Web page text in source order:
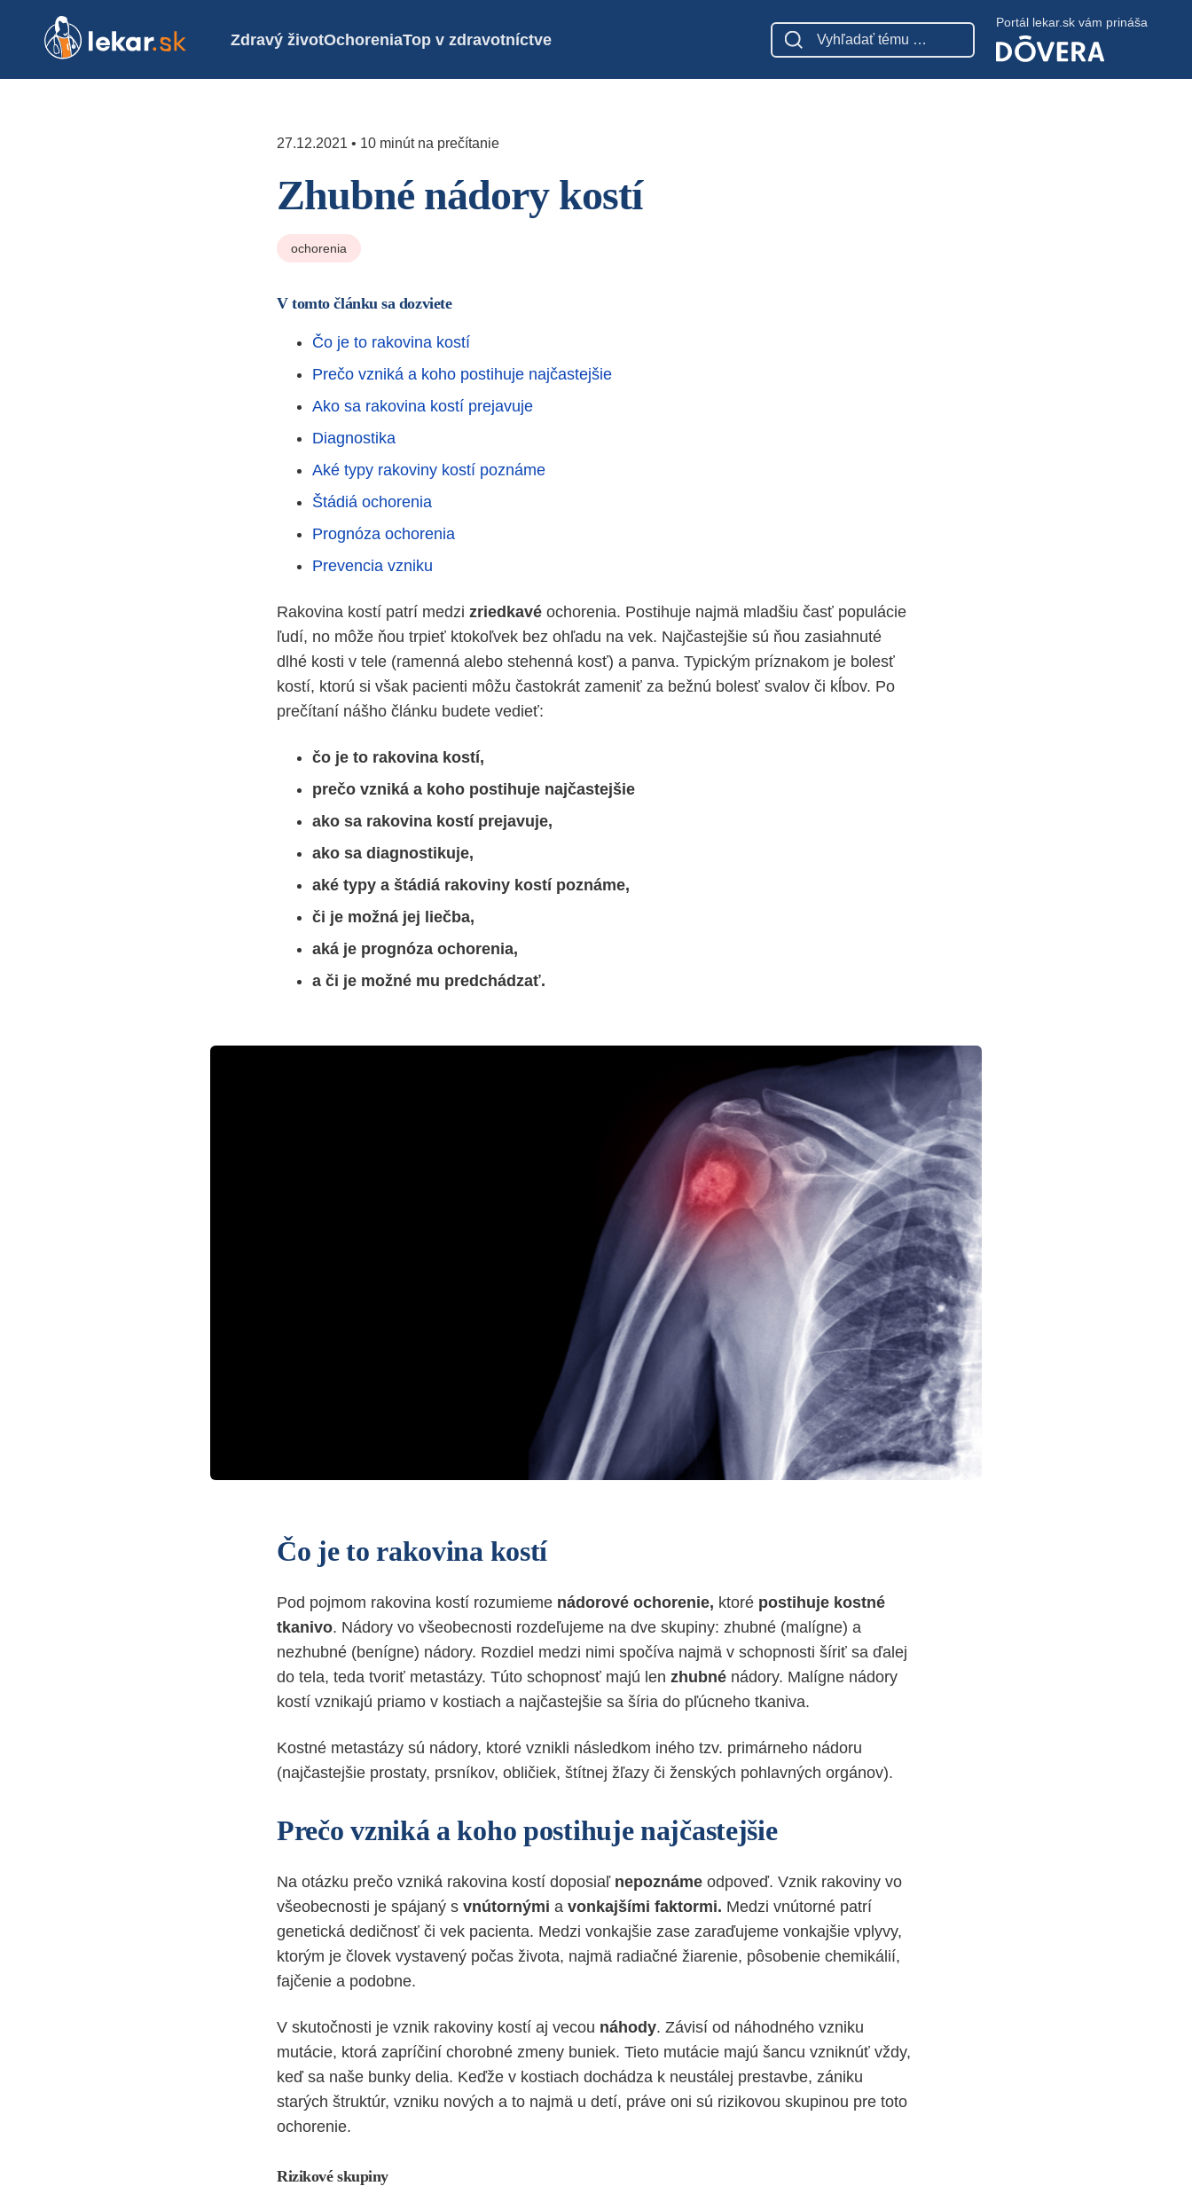
Zdravý životOchoreniaTop v zdravotníctve
Portál lekar.sk vám prináša
27.12.2021 • 10 minút na prečítanie
Zhubné nádory kostí
ochorenia
V tomto článku sa dozviete
Čo je to rakovina kostí
Prečo vzniká a koho postihuje najčastejšie
Ako sa rakovina kostí prejavuje
Diagnostika
Aké typy rakoviny kostí poznáme
Štádiá ochorenia
Prognóza ochorenia
Prevencia vzniku
Rakovina kostí patrí medzi zriedkavé ochorenia. Postihuje najmä mladšiu časť populácie
ľudí, no môže ňou trpieť ktokoľvek bez ohľadu na vek. Najčastejšie sú ňou zasiahnuté
dlhé kosti v tele (ramenná alebo stehenná kosť) a panva. Typickým príznakom je bolesť
kostí, ktorú si však pacienti môžu častokrát zameniť za bežnú bolesť svalov či kĺbov. Po
prečítaní nášho článku budete vedieť:
čo je to rakovina kostí,
prečo vzniká a koho postihuje najčastejšie
ako sa rakovina kostí prejavuje,
ako sa diagnostikuje,
aké typy a štádiá rakoviny kostí poznáme,
či je možná jej liečba,
aká je prognóza ochorenia,
a či je možné mu predchádzať.
Čo je to rakovina kostí
Pod pojmom rakovina kostí rozumieme nádorové ochorenie, ktoré postihuje kostné
tkanivo. Nádory vo všeobecnosti rozdeľujeme na dve skupiny: zhubné (malígne) a
nezhubné (benígne) nádory. Rozdiel medzi nimi spočíva najmä v schopnosti šíriť sa ďalej
do tela, teda tvoriť metastázy. Túto schopnosť majú len zhubné nádory. Malígne nádory
kostí vznikajú priamo v kostiach a najčastejšie sa šíria do pľúcneho tkaniva.
Kostné metastázy sú nádory, ktoré vznikli následkom iného tzv. primárneho nádoru
(najčastejšie prostaty, prsníkov, obličiek, štítnej žľazy či ženských pohlavných orgánov).
Prečo vzniká a koho postihuje najčastejšie
Na otázku prečo vzniká rakovina kostí doposiaľ nepoznáme odpoveď. Vznik rakoviny vo
všeobecnosti je spájaný s vnútornými a vonkajšími faktormi. Medzi vnútorné patrí
genetická dedičnosť či vek pacienta. Medzi vonkajšie zase zaraďujeme vonkajšie vplyvy,
ktorým je človek vystavený počas života, najmä radiačné žiarenie, pôsobenie chemikálií,
fajčenie a podobne.
V skutočnosti je vznik rakoviny kostí aj vecou náhody. Závisí od náhodného vzniku
mutácie, ktorá zapríčiní chorobné zmeny buniek. Tieto mutácie majú šancu vzniknúť vždy,
keď sa naše bunky delia. Keďže v kostiach dochádza k neustálej prestavbe, zániku
starých štruktúr, vzniku nových a to najmä u detí, práve oni sú rizikovou skupinou pre toto
ochorenie.
Rizikové skupiny